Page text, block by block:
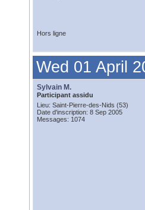
Hors ligne
Wed 01 April
Sylvain M.
Participant assidu
Lieu: Saint-Pierre-des-Nids (53)
Date d'inscription: 8 Sep 2005
Messages: 1074